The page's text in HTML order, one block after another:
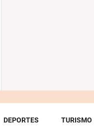
DEPORTES TURISMO